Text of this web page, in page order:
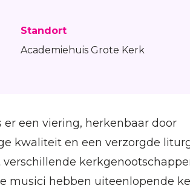
Standort
Academiehuis Grote Kerk
er een viering, herkenbaar door
kwaliteit en een verzorgde
musici hebben uiteenlopende